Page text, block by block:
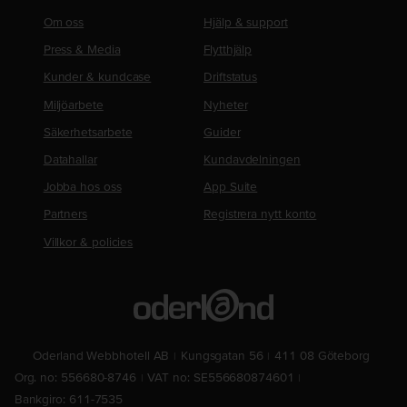
Om oss
Press & Media
Kunder & kundcase
Miljöarbete
Säkerhetsarbete
Datahallar
Jobba hos oss
Partners
Villkor & policies
Hjälp & support
Flytthjälp
Driftstatus
Nyheter
Guider
Kundavdelningen
App Suite
Registrera nytt konto
Oderland Webbhotell AB Kungsgatan 56
411 08 Göteborg
Org. no: 556680-8746
VAT no: SE556680874601
Bankgiro: 611-7535